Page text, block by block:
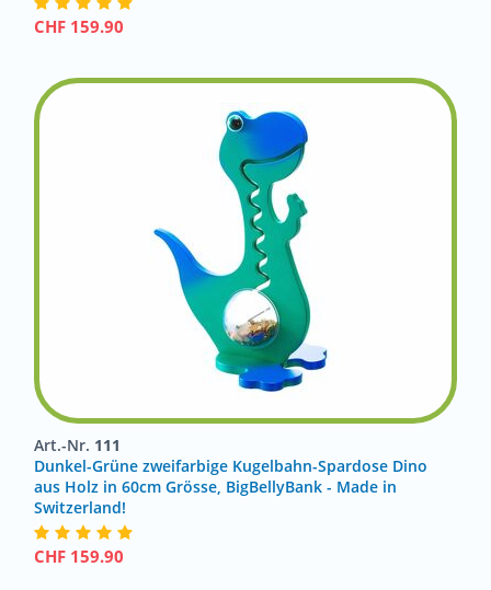
CHF 159.90
Art.-Nr. 111
Dunkel-Grüne zweifarbige Kugelbahn-Spardose Dino
aus Holz in 60cm Grösse, BigBellyBank - Made in
Switzerland!
CHF 159.90